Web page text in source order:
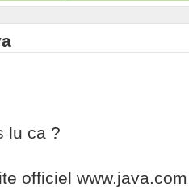
lu ca ?
officiel